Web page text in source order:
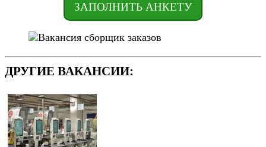
ЗАПОЛНИТЬ АНКЕТУ
ДРУГИЕ ВАКАНСИИ: